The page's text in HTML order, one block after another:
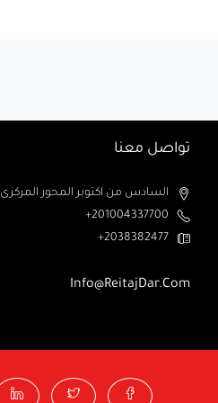
تواصل معنا
السادس من اكتوبر المحور المركزى ٢ أبراج الشركة العالمية (ابراج عزيز ميخائيل) – الدور 2 مكتب رتاج
201004337700+
2038382477+
Info@ReitajDar.com